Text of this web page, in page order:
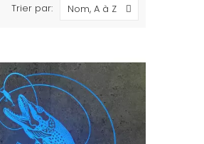
Trier par: Nom, A à Z